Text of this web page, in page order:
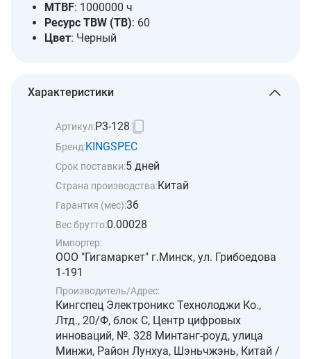
MTBF: 1000000 ч
Ресурс TBW (TB): 60
Цвет: Черный
Характеристики
Артикул:P3-128
Бренд:KINGSPEC
Срок поставки:5 дней
Страна производства:Китай
Гарантия (мес):36
Вес брутто:0.00028
Импортер:
ООО "Гигамаркет" г.Минск, ул. Грибоедова
1-191
Производитель/Адрес:
Кингспец Электроникс Технолоджи Ко.,
Лтд., 20/Ф, блок С, Центр цифровых
инноваций, №. 328 Минтанг-роуд, улица
Минжи, Район Лунхуа, Шэньчжэнь, Китай /